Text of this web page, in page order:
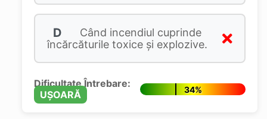
D
Când incendiul cuprinde
încărcăturile toxice și explozive.
Dificultate Întrebare:
UȘOARĂ
34%